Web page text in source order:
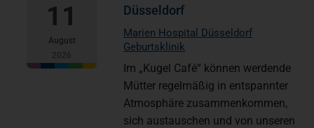
11
August
2026
Düsseldorf
Marien Hospital Düsseldorf
Geburtsklinik
Im „Kugel Café“ können werdende
Mütter regelmäßig in entspannter
Atmosphäre zusammenkommen,
sich austauschen und von unseren